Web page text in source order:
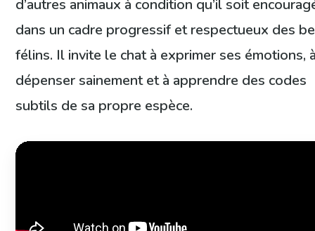
d’autres animaux à condition qu’il soit
dans un cadre progressif et respectueux des
félins. Il invite le chat à exprimer ses émotions,
dépenser sainement et à apprendre des codes
subtils de sa propre espèce.